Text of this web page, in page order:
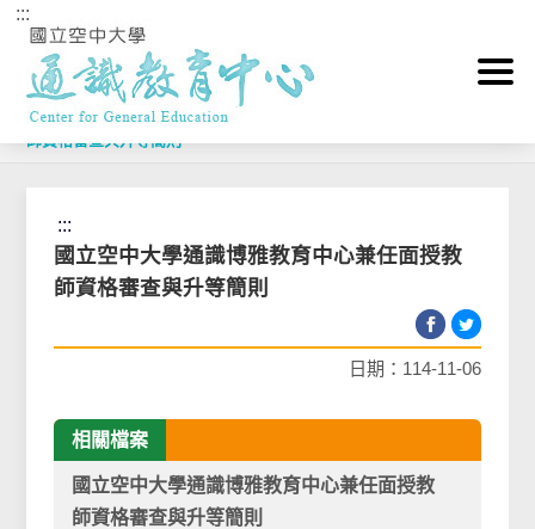
跳到主要內容區塊
:::
首頁>相關法規Rule>國立空中大學通識博雅教育中心兼任面授教
師資格審查與升等簡則
:::
國立空中大學通識博雅教育中心兼任面授教
師資格審查與升等簡則
日期：114-11-06
相關檔案
國立空中大學通識博雅教育中心兼任面授教
師資格審查與升等簡則